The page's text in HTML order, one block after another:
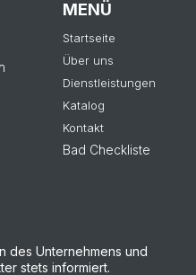
MENÜ
Startseite
Über uns
Dienstleistungen
Katalog
Kontakt
Bad Checkliste
des Unternehmens und
stets informiert.